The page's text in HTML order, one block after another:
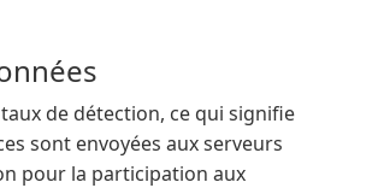
de détection, ce qui signifie
sont envoyées aux serveurs
pour la participation aux